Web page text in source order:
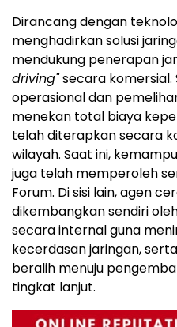
Dirancang dengan
menghadirkan solusi
mendukung penerapan
driving"secara komersial.
operasional dan
menekan total biaya
telah diterapkan secara
wilayah. Saat ini,
juga telah memperoleh
Forum. Di sisi lain, agen
dikembangkan sendiri
secara internal guna
kecerdasan jaringan,
beralih menuju
tingkat lanjut.